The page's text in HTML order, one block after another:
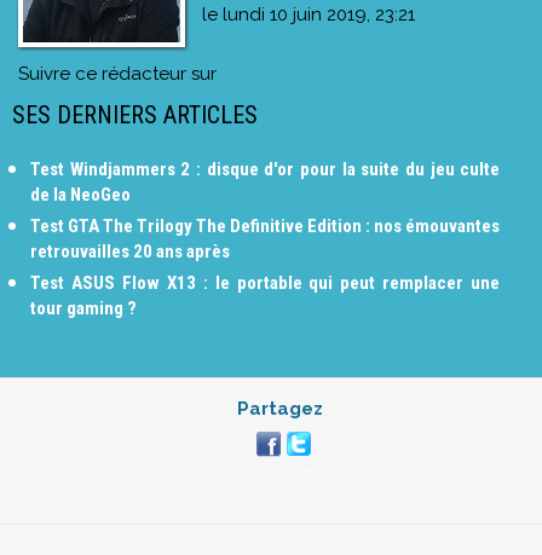
le lundi 10 juin 2019, 23:21
Suivre ce rédacteur sur
SES DERNIERS ARTICLES
Test Windjammers 2 : disque d'or pour la suite du jeu culte
de la NeoGeo
Test GTA The Trilogy The Definitive Edition : nos émouvantes
retrouvailles 20 ans après
Test ASUS Flow X13 : le portable qui peut remplacer une
tour gaming ?
Partagez